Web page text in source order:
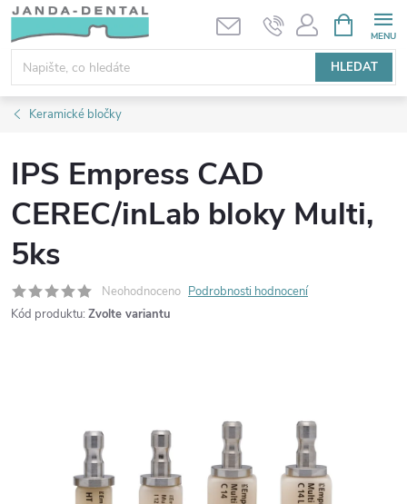
Přejít
obsah
HLEDAT
NÁKUPNÍ
KOŠÍK
Keramické bločky
IPS Empress CAD
CEREC/inLab bloky Multi,
5ks
Neohodnoceno Podrobnosti hodnocení
Kód produktu: Zvolte variantu